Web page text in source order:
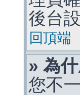
後台
回頂端
» 為
您不